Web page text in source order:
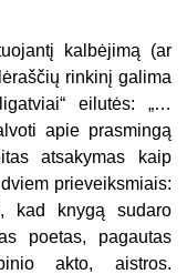
kalbėjimą (ar
rinkinį galima
eilutės: „…
apie prasmingą
atsakymas kaip
prieveiksmiais:
kad knygą sudaro
poetas, pagautas
akto, aistros.